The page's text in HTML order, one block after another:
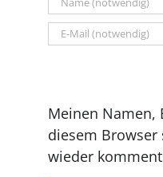
Meinen Namen,
diesem
wieder